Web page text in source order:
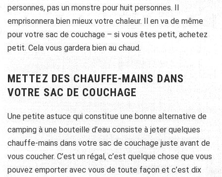
personnes, pas un monstre pour huit personnes. Il
emprisonnera bien mieux votre chaleur. Il en va de même
pour votre sac de couchage – si vous êtes petit, achetez
petit. Cela vous gardera bien au chaud.
METTEZ DES CHAUFFE-MAINS DANS
VOTRE SAC DE COUCHAGE
Une petite astuce qui constitue une bonne alternative de
camping à une bouteille d’eau consiste à jeter quelques
chauffe-mains dans votre sac de couchage juste avant de
vous coucher. C’est un régal, c’est quelque chose que vous
pouvez emporter avec vous de toute façon et c’est dix